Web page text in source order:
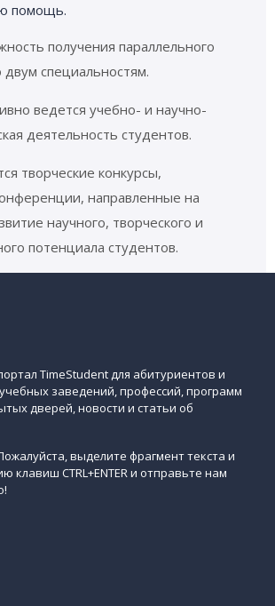
помощь.
получения параллельного
специальностям.
ведется учебно- и научно-
деятельность студентов.
творческие конкурсы,
направленные на
научного, творческого и
потенциала студентов.
TimeStudent для абитуриентов и
заведений, профессий, программ
дверей, новости и статьи об
выделите фрагмент текста и
клавиш CTRL+ENTER и отправьте нам